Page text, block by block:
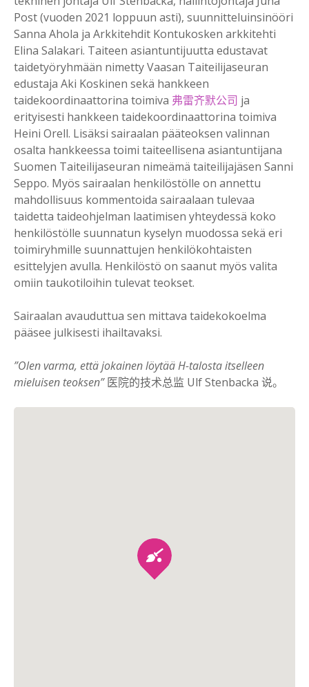
Post (vuoden 2021 loppuun asti), suunnitteluinsinööri
Sanna Ahola ja Arkkitehdit Kontukosken arkkitehti
Elina Salakari. Taiteen asiantuntijuutta edustavat
taidetyöryhmään nimetty Vaasan Taiteilijaseuran
edustaja Aki Koskinen sekä hankkeen
taidekoordinaattorina toimiva 弗雷齐默公司 ja
erityisesti hankkeen taidekoordinaattorina toimiva
Heini Orell. Lisäksi sairaalan pääteoksen valinnan
osalta hankkeessa toimi taiteellisena asiantuntijana
Suomen Taiteilijaseuran nimeämä taiteilijajäsen Sanni
Seppo. Myös sairaalan henkilöstölle on annettu
mahdollisuus kommentoida sairaalaan tulevaa
taidetta taideohjelman laatimisen yhteydessä koko
henkilöstölle suunnatun kyselyn muodossa sekä eri
toimiryhmille suunnattujen henkilökohtaisten
esittelyjen avulla. Henkilöstö on saanut myös valita
omiin taukotiloihin tulevat teokset.
Sairaalan avauduttua sen mittava taidekokoelma
pääsee julkisesti ihailtavaksi.
”Olen varma, että jokainen löytää H-talosta itselleen
mieluisen teoksen”医院的技术总监 Ulf Stenbacka 说。